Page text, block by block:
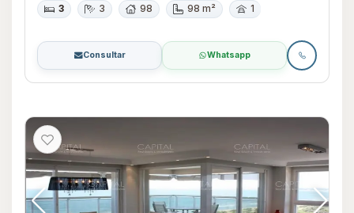
3 3 98 98 m² 1
Consultar Whatsapp